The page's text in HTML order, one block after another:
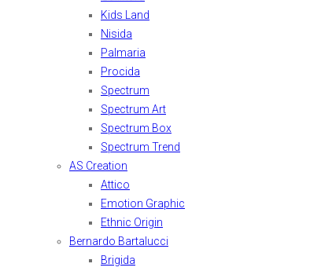
Kids Land
Nisida
Palmaria
Procida
Spectrum
Spectrum Art
Spectrum Box
Spectrum Trend
AS Creation
Attico
Emotion Graphic
Ethnic Origin
Bernardo Bartalucci
Brigida